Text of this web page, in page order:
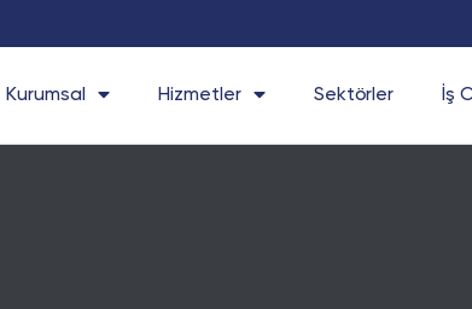
Kurumsal Hizmetler Sektörler İş